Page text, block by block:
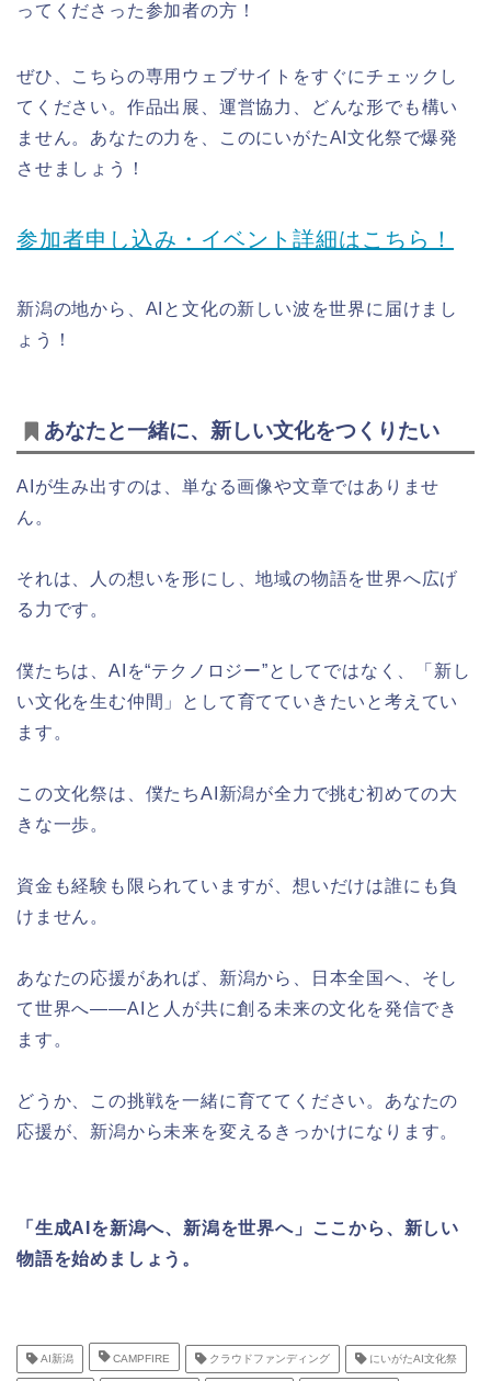
ってくださった参加者の方！
ぜひ、こちらの専用ウェブサイトをすぐにチェックし
てください。作品出展、運営協力、どんな形でも構い
ません。あなたの力を、このにいがたAI文化祭で爆発
させましょう！
参加者申し込み・イベント詳細はこちら！
新潟の地から、AIと文化の新しい波を世界に届けまし
ょう！
あなたと一緒に、新しい文化をつくりたい
AIが生み出すのは、単なる画像や文章ではありませ
ん。
それは、人の想いを形にし、地域の物語を世界へ広げ
る力です。
僕たちは、AIを“テクノロジー”としてではなく、「新し
い文化を生む仲間」として育てていきたいと考えてい
ます。
この文化祭は、僕たちAI新潟が全力で挑む初めての大
きな一歩。
資金も経験も限られていますが、想いだけは誰にも負
けません。
あなたの応援があれば、新潟から、日本全国へ、そし
て世界へ——AIと人が共に創る未来の文化を発信でき
ます。
どうか、この挑戦を一緒に育ててください。あなたの
応援が、新潟から未来を変えるきっかけになります。
「生成AIを新潟へ、新潟を世界へ」ここから、新しい
物語を始めましょう。
AI新潟 CAMPFIRE クラウドファンディング にいがたAI文化祭